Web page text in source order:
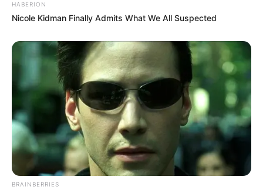
HABERION
Nicole Kidman Finally Admits What We All Suspected
BRAINBERRIES